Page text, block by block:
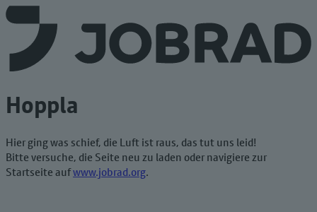
Hoppla
Hier ging was schief, die Luft ist raus, das tut uns leid!
Bitte versuche, die Seite neu zu laden oder navigiere zur
Startseite aufwww.jobrad.org.